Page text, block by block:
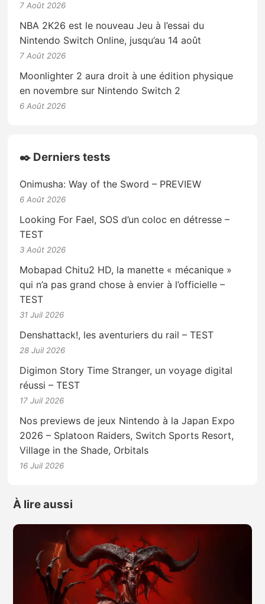
7 Août 2026
NBA 2K26 est le nouveau Jeu à l’essai du
Nintendo Switch Online, jusqu’au 14 août
7 Août 2026
Moonlighter 2 aura droit à une édition physique
en novembre sur Nintendo Switch 2
6 Août 2026
✒️ Derniers tests
Onimusha: Way of the Sword – PREVIEW
6 Août 2026
Looking For Fael, SOS d’un coloc en détresse –
TEST
3 Août 2026
Mobapad Chitu2 HD, la manette « mécanique »
qui n’a pas grand chose à envier à l’officielle –
TEST
31 Juil 2026
Denshattack!, les aventuriers du rail – TEST
28 Juil 2026
Digimon Story Time Stranger, un voyage digital
réussi – TEST
17 Juil 2026
Nos previews de jeux Nintendo à la Japan Expo
2026 – Splatoon Raiders, Switch Sports Resort,
Village in the Shade, Orbitals
16 Juil 2026
À lire aussi